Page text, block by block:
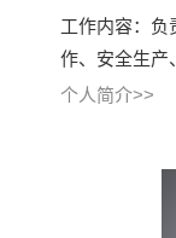
工作内容：负
作、安全生产
个人简介>>